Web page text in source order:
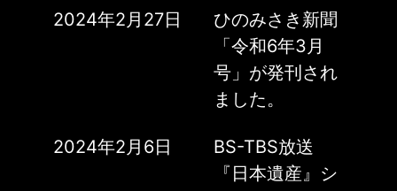
2024年2月27日
ひのみさき新聞
「令和6年3月
号」が発刊され
ました。
2024年2月6日
BS-TBS放送
『日本遺産』シ